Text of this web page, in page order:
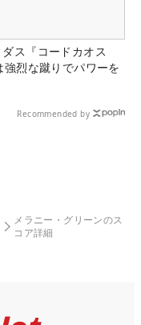
ス『コードカオス
強烈な蹴りでパワーを
Recommended by
メラニー・グリーンのス
コア詳細